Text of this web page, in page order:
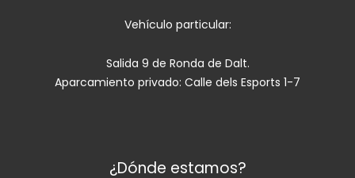
Vehículo particular:
Salida 9 de Ronda de Dalt.
Aparcamiento privado: Calle dels Esports 1-7
¿Dónde estamos?